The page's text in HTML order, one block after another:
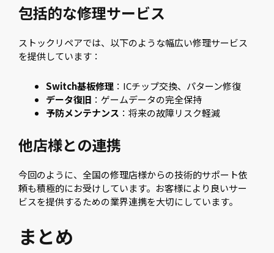
包括的な修理サービス
ストックリペアでは、以下のような幅広い修理サービス
を提供しています：
Switch基板修理 ：ICチップ交換、パターン修復
データ復旧 ：ゲームデータの完全保持
予防メンテナンス ：将来の故障リスク軽減
他店様との連携
今回のように、全国の修理店様からの技術的サポート依
頼も積極的にお受けしています。お客様により良いサー
ビスを提供するための業界連携を大切にしています。
まとめ